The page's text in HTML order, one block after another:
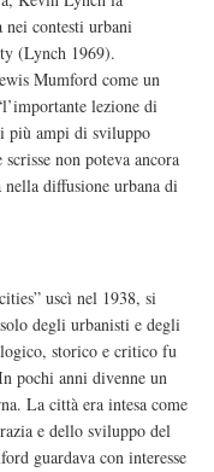
contesti urbani
(Lynch 1969).
Mumford come un
lezione di
più ampi di sviluppo
non poteva ancora
nella diffusione urbana di
uscì nel 1938, si
degli urbanisti e degli
storico e critico fu
pochi anni divenne un
La città era intesa come
e dello sviluppo del
guardava con interesse